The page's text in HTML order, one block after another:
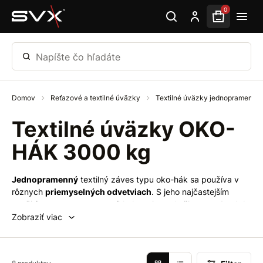
Preskočiť na hlavný obsah 0
Napíšte čo hľadáte
Domov Reťazové a textilné úväzky Textilné úväzky jednopramenné
Textilné úväzky OKO-
HÁK 3000 kg
Jednopramenný textilný záves typu oko-hák sa používa v
rôznych priemyselných odvetviach. S jeho najčastejším
využitím sa stretneme napríklad v priemysle či na
stavbe
, kde
slúži nazdvíhanie bremien
textilných závesov.Výhodoutohto závesu je jehonízka váha
pri používaní. Záves obsahuje
Zobraziť viac